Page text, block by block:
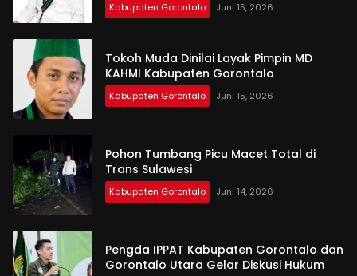
Kabupaten Gorontalo Juni 15, 2026
Tokoh Muda Dinilai Layak Pimpin MD
KAHMI Kabupaten Gorontalo
Kabupaten Gorontalo Juni 15, 2026
Pohon Tumbang Picu Macet Total di
Trans Sulawesi
Kabupaten Gorontalo Juni 14, 2026
Pengda IPPAT Kabupaten Gorontalo dan
Gorontalo Utara Gelar Diskusi Hukum